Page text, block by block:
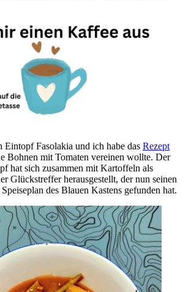
Eintopf Fasolakia und ich habe das Rezept
Bohnen mit Tomaten vereinen wollte. Der
hat sich zusammen mit Kartoffeln als
Glückstreffer herausgestellt, der nun seinen
des Blauen Kastens gefunden hat.